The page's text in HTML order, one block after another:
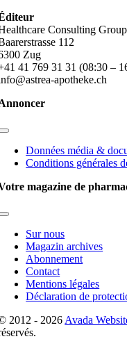
Consulting
112
Zug
41 769 31 31 (08:30 –
apotheke.ch
Toggle
NavigationDonnées média &
Conditions générales
magazine de
Toggle
NavigationSur nous
Magazin archives
Abonnement
Contact
Mentions légales
Déclaration de
2012 - 2026 Avada